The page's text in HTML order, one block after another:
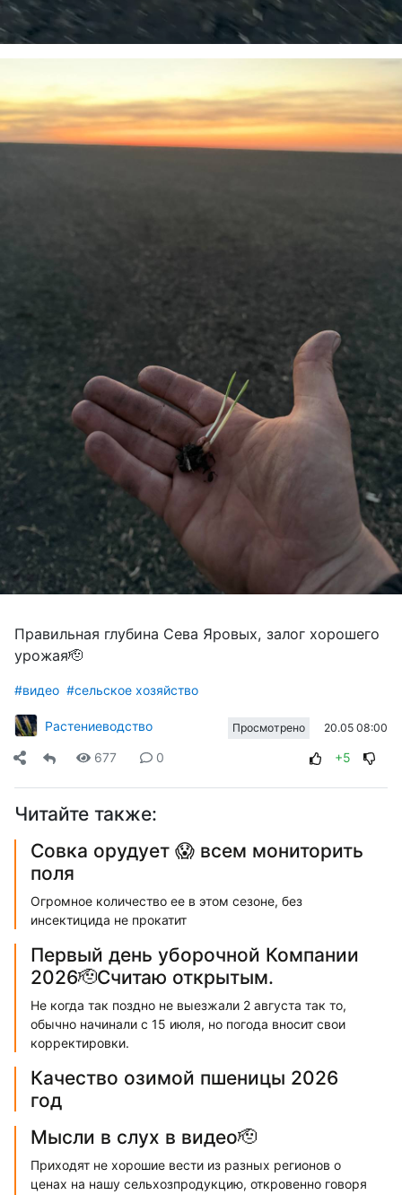
Правильная глубина Сева Яровых, залог хорошего
урожая🫡
#видео #сельское хозяйство
Растениеводство Просмотрено 20.05 08:00
677 0 +5
Читайте также:
Совка орудует 😱 всем мониторить
поля
Огромное количество ее в этом сезоне, без
инсектицида не прокатит
Первый день уборочной Компании
2026🫡Считаю открытым.
Не когда так поздно не выезжали 2 августа так то,
обычно начинали с 15 июля, но погода вносит свои
корректировки.
Качество озимой пшеницы 2026
год
Мысли в слух в видео🫡
Приходят не хорошие вести из разных регионов о
ценах на нашу сельхозпродукцию, откровенно говоря